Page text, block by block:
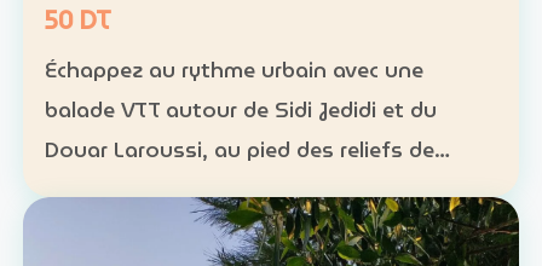
50 DT
Échappez au rythme urbain avec une
balade VTT autour de Sidi Jedidi et du
Douar Laroussi, au pied des reliefs de
Hammamet. Durée : environ 1 h à 1 h 30
Niveau : intermédiaire Groupe : de 8 à 11